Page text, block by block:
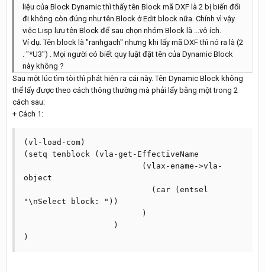
liệu của Block Dynamic thì thấy tên Block mã DXF là 2 bị biến đổi
đi không còn đúng như tên Block ở Edit block nữa. Chính vì vậy
việc Lisp lưu tên Block để sau chọn nhóm Block là ...vô ích.
Ví dụ. Tên block là "ranhgach" nhưng khi lấy mã DXF thì nó ra là (2
. "*U3") . Mọi người có biết quy luật đặt tên của Dynamic Block
này không ?
Sau một lúc tìm tòi thì phát hiện ra cái này. Tên Dynamic Block không
thể lấy được theo cách thông thường mà phải lấy bằng một trong 2
cách sau:
+ Cách 1:
(vl-load-com)
(setq tenblock (vla-get-EffectiveName
object
"\nSelect block: "))